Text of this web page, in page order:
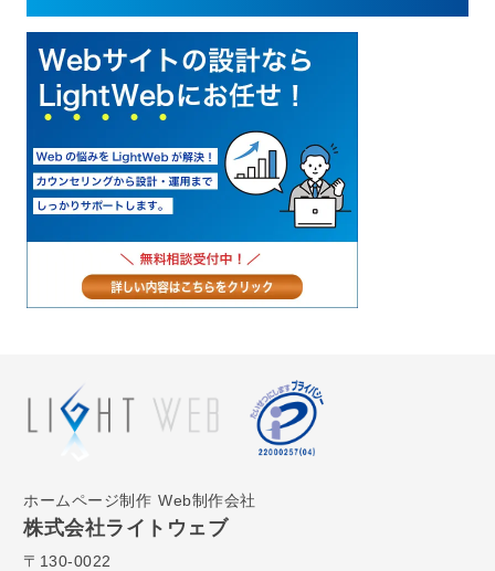
ホームページ制作 Web制作会社
株式会社ライトウェブ
〒130-0022